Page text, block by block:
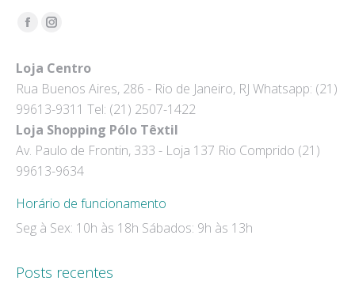
Encontre-nos em:
Facebook
opens
in
new
window
Instagram
opens
in
new
window
Loja Centro
Rua Buenos Aires, 286 - Rio de Janeiro, RJ Whatsapp: (21)
99613-9311 Tel: (21) 2507-1422
Loja Shopping Pólo Têxtil
Av. Paulo de Frontin, 333 - Loja 137 Rio Comprido (21)
99613-9634
Horário de funcionamento
Seg à Sex: 10h às 18h Sábados: 9h às 13h
Posts recentes